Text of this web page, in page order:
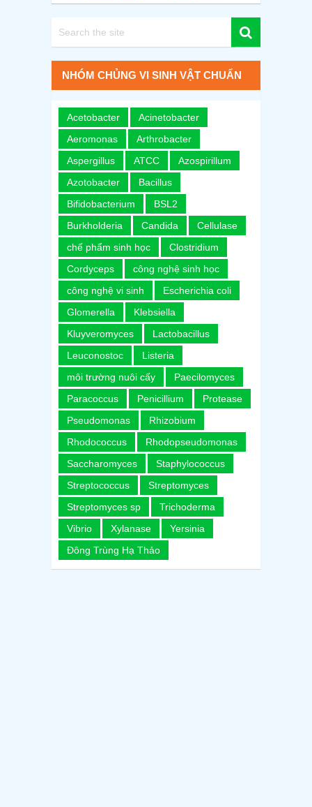
NHÓM CHỦNG VI SINH VẬT CHUẨN
Acetobacter
Acinetobacter
Aeromonas
Arthrobacter
Aspergillus
ATCC
Azospirillum
Azotobacter
Bacillus
Bifidobacterium
BSL2
Burkholderia
Candida
Cellulase
chế phẩm sinh học
Clostridium
Cordyceps
công nghệ sinh học
công nghệ vi sinh
Escherichia coli
Glomerella
Klebsiella
Kluyveromyces
Lactobacillus
Leuconostoc
Listeria
môi trường nuôi cấy
Paecilomyces
Paracoccus
Penicillium
Protease
Pseudomonas
Rhizobium
Rhodococcus
Rhodopseudomonas
Saccharomyces
Staphylococcus
Streptococcus
Streptomyces
Streptomyces sp
Trichoderma
Vibrio
Xylanase
Yersinia
Đông Trùng Hạ Thảo